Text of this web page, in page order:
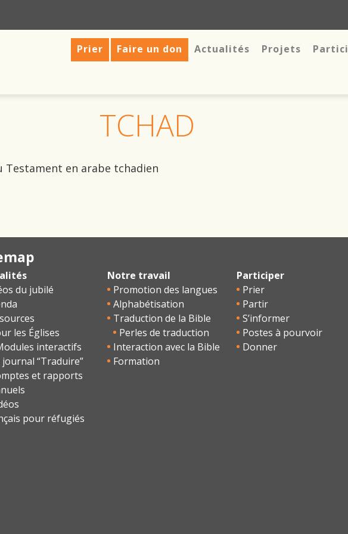
Prier Faire un don Actualités Projets
TCHAD
Testament en arabe tchadien
du jubilé
les Églises
interactifs
journal “Traduire”
et rapports
pour réfugiés
Notre travail
Promotion des langues
Alphabétisation
Traduction de la Bible
Perles de traduction
Interaction avec la Bible
Formation
Participer
Prier
Partir
S’informer
Postes à pourvoir
Donner